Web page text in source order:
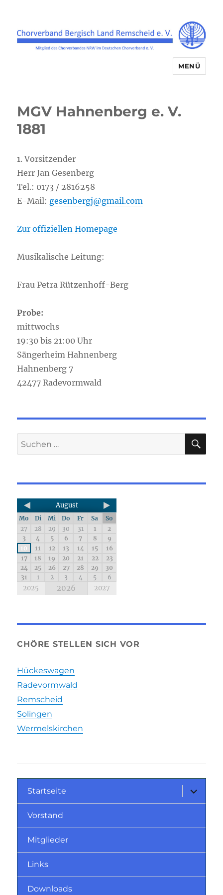
Chorverband Bergisch Land
MENÜ
MGV Hahnenberg e. V.
1881
1. Vorsitzender
Herr Jan Gesenberg
Tel.: 0173 / 2816258
E-Mail: gesenbergj@gmail.com
Zur offiziellen Homepage
Musikalische Leitung:
Frau Petra Rützenhoff-Berg
Probe:
mittwochs
19:30 bis 21:00 Uhr
Sängerheim Hahnenberg
Hahnenberg 7
42477 Radevormwald
August
Mo Di Mi Do Fr Sa
So
27
28 29 30 31 1
2
3
4 5 6 7 8
9
10
11 12 13 14 15
16
17
18 19 20 21 22
23
24
25 26 27 28 29
30
31
1 2 3 4 5 6
2025 2026 2027
CHÖRE STELLEN SICH VOR
Hückeswagen
Radevormwald
Remscheid
Solingen
Wermelskirchen
Startseite
Vorstand
Mitglieder
Links
Downloads